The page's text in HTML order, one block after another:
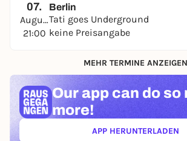
07.
August
21:00
Berlin
Tati goes Underground
keine Preisangabe
MEHR TERMINE ANZEIGEN
Our app can do so
more!
APP HERUNTERLADEN
(ÖFFNET IN